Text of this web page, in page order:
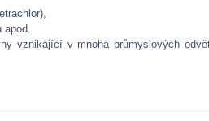
apod.
vznikající v mnoha průmyslových